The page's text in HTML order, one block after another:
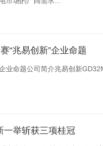
“兆易创新”企业命题
业命题公司简介兆易创新
一举斩获三项桂冠